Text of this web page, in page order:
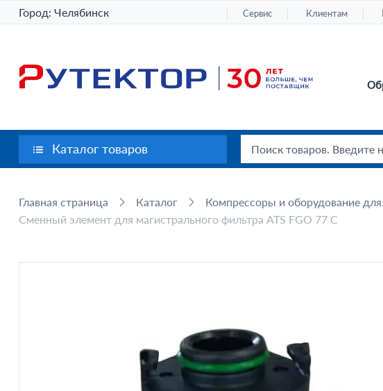
Город: Челябинск Сервис Клиентам
Каталог товаров
Главная страница Каталог Компрессоры и оборудование для
Сменный элемент для магистрального фильтра ATS FGO 77 C